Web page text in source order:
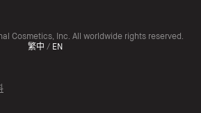
Cosmetics, Inc. All worldwide rights reserved.
繁中 / EN